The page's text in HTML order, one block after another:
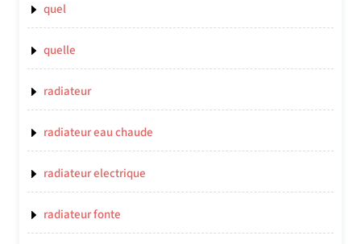
quel
quelle
radiateur
radiateur eau chaude
radiateur electrique
radiateur fonte